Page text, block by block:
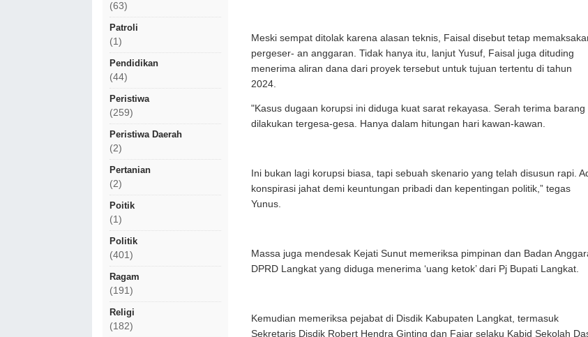
(63)
Patroli
(1)
Pendidikan
(44)
Peristiwa
(259)
Peristiwa Daerah
(2)
Pertanian
(2)
Poitik
(1)
Politik
(401)
Ragam
(191)
Religi
(182)
Meski sempat ditolak karena alasan teknis, Faisal disebut tetap
pergeser- an anggaran. Tidak hanya itu, lanjut Yusuf, Faisal juga dituding
menerima aliran dana dari proyek tersebut untuk tujuan tertentu di tahun
2024.
"Kasus dugaan korupsi ini diduga kuat sarat rekayasa. Serah terima barang
dilakukan tergesa-gesa. Hanya dalam hitungan hari kawan-kawan.
Ini bukan lagi korupsi biasa, tapi sebuah skenario yang telah disusun rapi.
konspirasi jahat demi keuntungan pribadi dan kepentingan politik,” tegas
Yunus.
Massa juga mendesak Kejati Sunut memeriksa pimpinan dan Badan
DPRD Langkat yang diduga menerima ‘uang ketok’ dari Pj Bupati Langkat.
Kemudian memeriksa pejabat di Disdik Kabupaten Langkat, termasuk
Sekretaris Disdik Robert Hendra Ginting dan Fajar selaku Kabid Sekolah